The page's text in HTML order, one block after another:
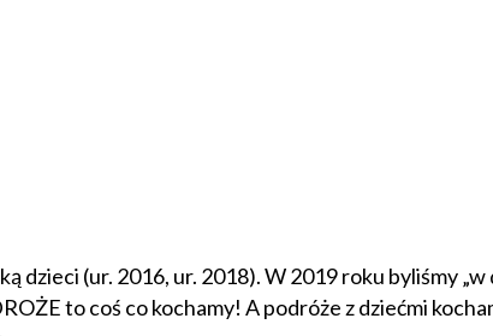
dzieci (ur. 2016, ur. 2018). W 2019 roku byliśmy
to coś co kochamy! A podróże z dziećmi